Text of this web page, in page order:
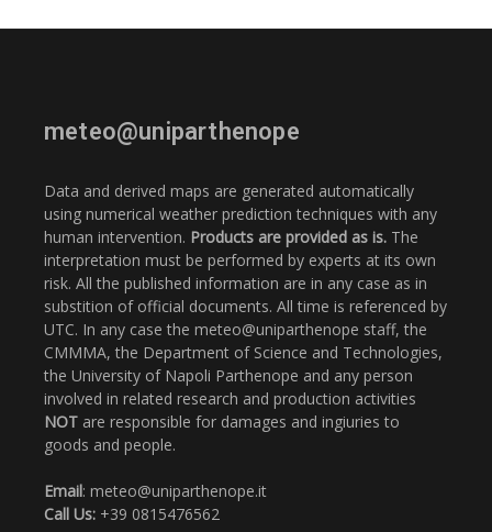
meteo@uniparthenope
Data and derived maps are generated automatically
using numerical weather prediction techniques with any
human intervention. Products are provided as is. The
interpretation must be performed by experts at its own
risk. All the published information are in any case as in
substition of official documents. All time is referenced by
UTC. In any case the meteo@uniparthenope staff, the
CMMMA, the Department of Science and Technologies,
the University of Napoli Parthenope and any person
involved in related research and production activities
NOT are responsible for damages and ingiuries to
goods and people.
Email: meteo@uniparthenope.it
Call Us: +39 0815476562